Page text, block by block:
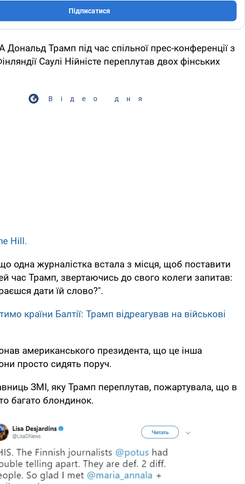
Підписатися
Трамп під час спільної прес-конференції з
Саулі Нійністе переплутав двох фінських
Відео дня
Hill.
одна журналістка встала з місця, щоб поставити
час Трамп, звертаючись до свого колеги запитав:
дати їй слово?".
країни Балтії: Трамп відреагував на військові
американського президента, що це інша
просто сидять поруч.
ЗМІ, яку Трамп переплутав, пожартувала, що в
багато блондинок.